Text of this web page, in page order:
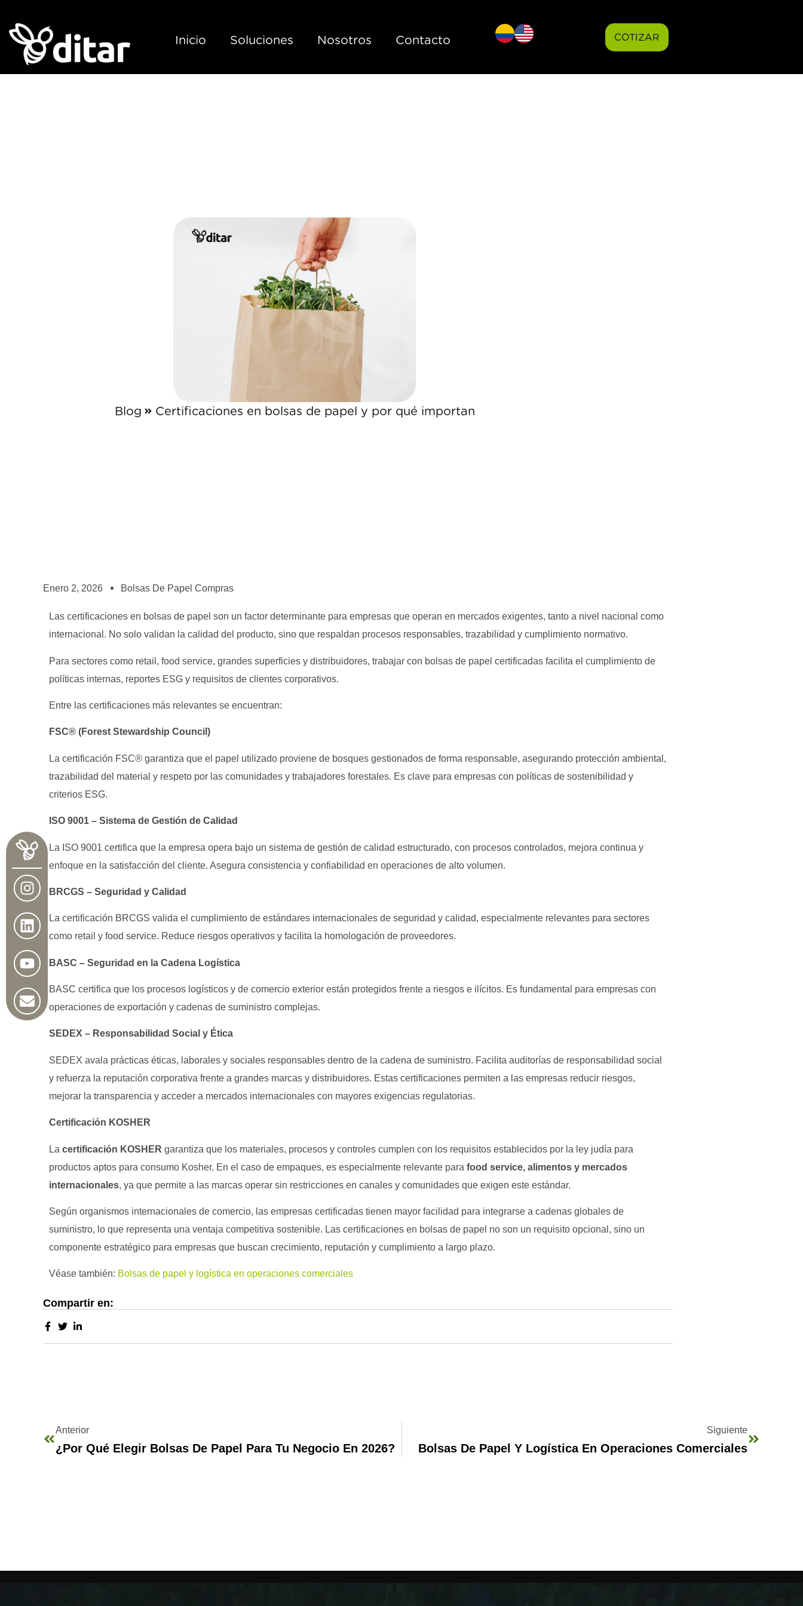
Inicio Soluciones Nosotros Contacto COTIZAR
Blog Certificaciones en bolsas de papel y por qué importan
Enero 2, 2026 Bolsas De Papel Compras
Las certificaciones en bolsas de papel son un factor determinante para empresas que operan en mercados exigentes, tanto a nivel nacional como
internacional. No solo validan la calidad del producto, sino que respaldan procesos responsables, trazabilidad y cumplimiento normativo.
Para sectores como retail, food service, grandes superficies y distribuidores, trabajar con bolsas de papel certificadas facilita el cumplimiento de
políticas internas, reportes ESG y requisitos de clientes corporativos.
Entre las certificaciones más relevantes se encuentran:
FSC® (Forest Stewardship Council)
La certificación FSC® garantiza que el papel utilizado proviene de bosques gestionados de forma responsable, asegurando protección ambiental,
trazabilidad del material y respeto por las comunidades y trabajadores forestales. Es clave para empresas con políticas de sostenibilidad y
criterios ESG.
ISO 9001 – Sistema de Gestión de Calidad
La ISO 9001 certifica que la empresa opera bajo un sistema de gestión de calidad estructurado, con procesos controlados, mejora continua y
enfoque en la satisfacción del cliente. Asegura consistencia y confiabilidad en operaciones de alto volumen.
BRCGS – Seguridad y Calidad
La certificación BRCGS valida el cumplimiento de estándares internacionales de seguridad y calidad, especialmente relevantes para sectores
como retail y food service. Reduce riesgos operativos y facilita la homologación de proveedores.
BASC – Seguridad en la Cadena Logística
BASC certifica que los procesos logísticos y de comercio exterior están protegidos frente a riesgos e ilícitos. Es fundamental para empresas con
operaciones de exportación y cadenas de suministro complejas.
SEDEX – Responsabilidad Social y Ética
SEDEX avala prácticas éticas, laborales y sociales responsables dentro de la cadena de suministro. Facilita auditorías de responsabilidad social
y refuerza la reputación corporativa frente a grandes marcas y distribuidores. Estas certificaciones permiten a las empresas reducir riesgos,
mejorar la transparencia y acceder a mercados internacionales con mayores exigencias regulatorias.
Certificación KOSHER
La certificación KOSHER garantiza que los materiales, procesos y controles cumplen con los requisitos establecidos por la ley judía para
productos aptos para consumo Kosher. En el caso de empaques, es especialmente relevante para food service, alimentos y mercados
internacionales, ya que permite a las marcas operar sin restricciones en canales y comunidades que exigen este estándar.
Según organismos internacionales de comercio, las empresas certificadas tienen mayor facilidad para integrarse a cadenas globales de
suministro, lo que representa una ventaja competitiva sostenible. Las certificaciones en bolsas de papel no son un requisito opcional, sino un
componente estratégico para empresas que buscan crecimiento, reputación y cumplimiento a largo plazo.
Véase también: Bolsas de papel y logística en operaciones comerciales
Compartir en:
Anterior
¿Por Qué Elegir Bolsas De Papel Para Tu Negocio En 2026?
Siguiente
Bolsas De Papel Y Logística En Operaciones Comerciales